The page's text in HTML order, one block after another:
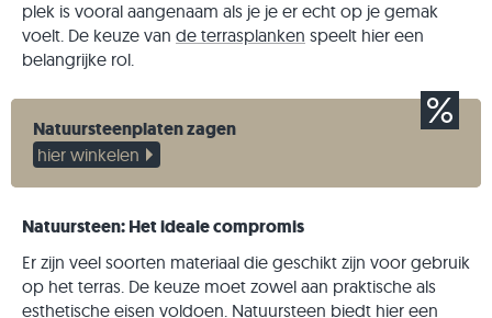
plek is vooral aangenaam als je je er echt op je gemak
voelt. De keuze van de terrasplanken speelt hier een
belangrijke rol.
Natuursteenplaten zagen
hier winkelen
Natuursteen: Het ideale compromis
Er zijn veel soorten materiaal die geschikt zijn voor gebruik
op het terras. De keuze moet zowel aan praktische als
esthetische eisen voldoen. Natuursteen biedt hier een